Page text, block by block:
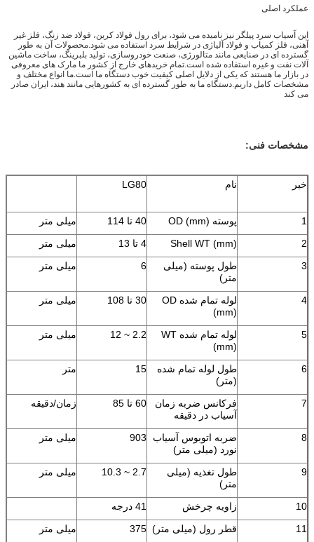
عملکرد اصلی
این آسیاب سرد پیلگر نیز نامیده می شود، برای رول فولاد کربن، فولاد ضد زنگ، فلز غیر
آهنی، فلز کمیاب و فولاد آلیاژی در شرایط سرد استفاده می شود.محصولات آن به طور
گسترده ای در صنایعی مانند متالورژی، صنعت خودروسازی، تولید بلبرینگ، ساخت ماشین
آلات نفت و غیره استفاده شده است.تمام خریدهای خارج از کشور ما مارک های معروفی
در بازار ما هستند که یکی از دلایل اصلی کیفیت خوب دستگاه ما است.ما انواع مختلف و
مشخصات کامل داریم.دستگاه ما به طور گسترده ای به کشورهایی مانند هند، ایران صادر
می کند
مشخصات فنی:
خیر نام LG80
1 پوسته OD (mm) 40 تا 114
میلی متر
2
Shell WT (mm) 4 تا 13
میلی متر
3
طول پوسته (میلی
متر)
6 میلی متر
4
لوله تمام شده OD
(mm)
30 تا 108 میلی متر
5
لوله تمام شده WT
(mm)
2.2 ~ 12 میلی متر
6
طول لوله تمام شده
(متر)
15 متر
7
فرکانس ضربه زمان
آسیاب در دقیقه
60 تا 85 زمان/دقیقه
8
ضربه اتوبوس آسیاب
نورد (میلی متر)
903 میلی متر
9
طول تغذیه (میلی
متر)
2.7 ~ 10.3 میلی متر
10 زاویه چرخش
41 درجه
11
قطر رول (میلی متر) 375
میلی متر